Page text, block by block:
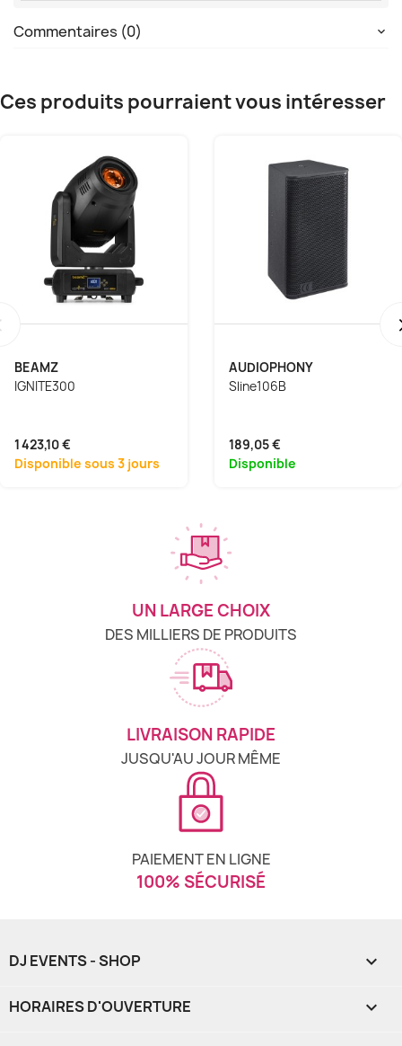
Commentaires (0)
Ces produits pourraient vous intéresser
BEAMZ
IGNITE300
1 423,10 €
Disponible sous 3 jours
AUDIOPHONY
Sline106B
189,05 €
Disponible
UN LARGE CHOIX
DES MILLIERS DE PRODUITS
LIVRAISON RAPIDE
JUSQU'AU JOUR MÊME
PAIEMENT EN LIGNE
100% SÉCURISÉ
DJ EVENTS - SHOP 
HORAIRES D'OUVERTURE 